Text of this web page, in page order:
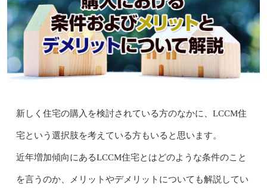
新しく住宅の購入を検討されている方のなかに、LCCM住
宅という選択肢を考えている方もいると思います。
近年増加傾向にあるLCCM住宅とはどのような条件のこと
を言うのか、メリットやデメリットについても解説してい